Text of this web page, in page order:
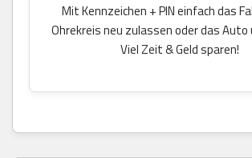
Mit Kennzeichen + PIN einfach das
Ohrekreis neu zulassen oder das Auto
Viel Zeit & Geld sparen!